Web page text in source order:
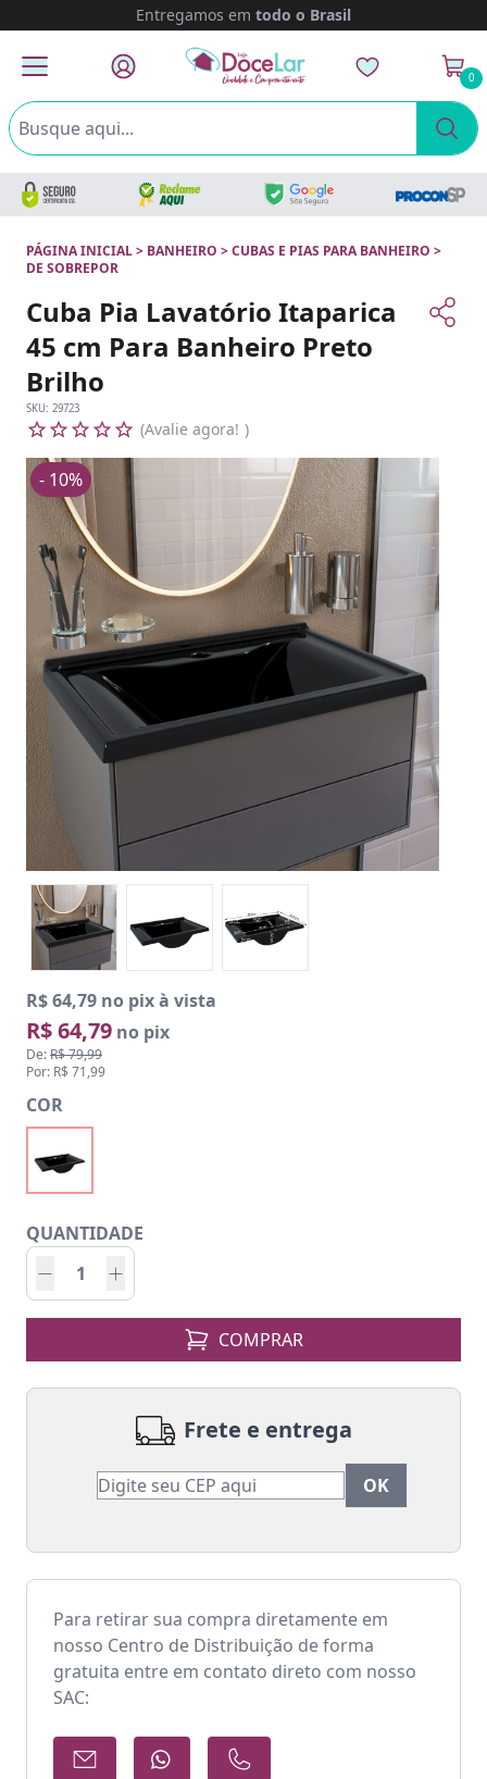
Entregamos em todo o Brasil
0
PÁGINA INICIAL> BANHEIRO >CUBAS E PIAS PARA BANHEIRO >
DE SOBREPOR
Cuba Pia Lavatório Itaparica
45 cm Para Banheiro Preto
Brilho
SKU: 29723
Avalie agora!
R$ 64,79 no pix à vista
R$ 64,79 no pix
De:R$ 79,99
Por: R$ 71,99
- 10%
COR
QUANTIDADE
COMPRAR
Frete e entrega
Para retirar sua compra diretamente em
nosso Centro de Distribuição de forma
gratuita entre em contato direto com nosso
SAC: